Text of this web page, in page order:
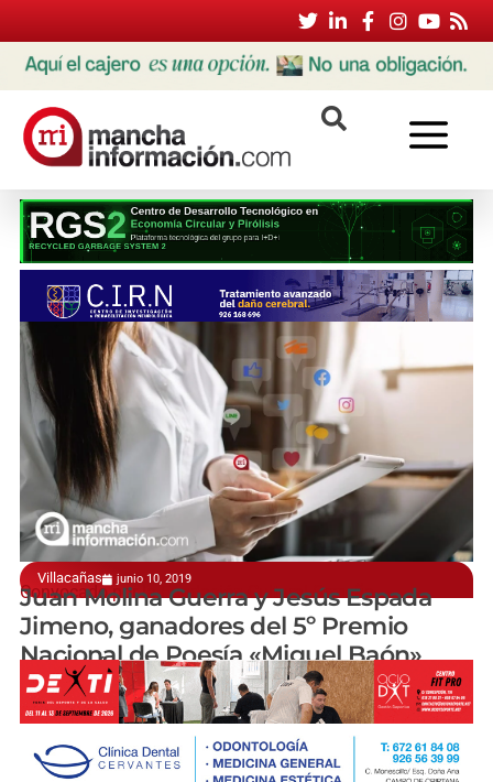
Villacañas junio 10, 2019
Convocado por la Fundación Cultural Ormeña
Juan Molina Guerra y Jesús Espada
Jimeno, ganadores del 5º Premio
Nacional de Poesía «Miguel Baón»
manchainformacion.com